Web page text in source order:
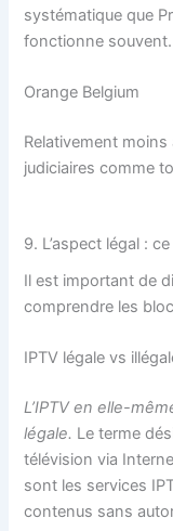
systématique que
fonctionne souvent.
Orange Belgium
Relativement
judiciaires comme
9. L’aspect légal :
Il est important de
comprendre les
IPTV légale vs
L’IPTV en elle-
légale. Le terme
télévision via
sont les services
contenus sans